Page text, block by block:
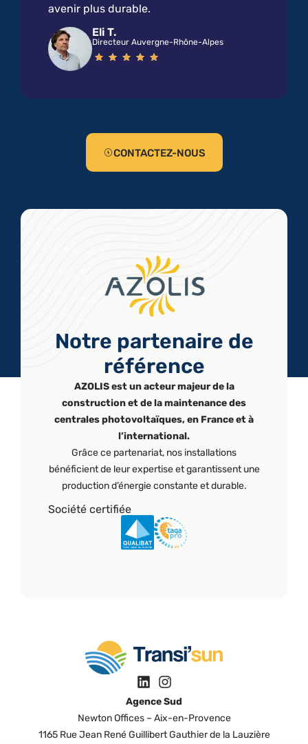
avenir plus durable.
Eli T.
Directeur Auvergne-Rhône-Alpes
CONTACTEZ-NOUS
Notre partenaire de
référence
AZOLIS est un acteur majeur de la
construction et de la maintenance des
centrales photovoltaïques, en France et à
l’international.
Grâce ce partenariat, nos installations
bénéficient de leur expertise et garantissent une
production d’énergie constante et durable.
Société certifiée
Agence Sud
Newton Offices – Aix-en-Provence
1165 Rue Jean René Guillibert Gauthier de la Lauzière